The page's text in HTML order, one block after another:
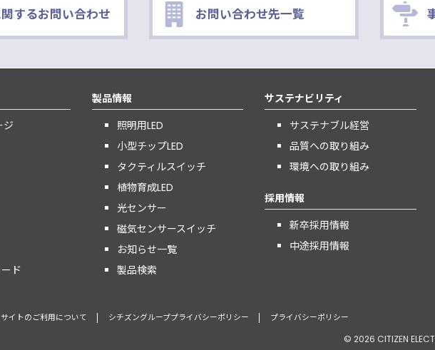
するお問い合わせ お問い合わせ先一覧
ジ
ド
製品情報
照明用LED
小型チップLED
タクティルスイッチ
植物育成LED
光センサー
磁気センサースイッチ
お知らせ一覧
製品検索
サステナビリティ
サステナブル経営
品質への取り組み
環境への取り組み
採用情報
新卒採用情報
中途採用情報
サイトのご利用について シチズングループプライバシーポリシー プライバシーポリシー
© 2026 CITIZEN